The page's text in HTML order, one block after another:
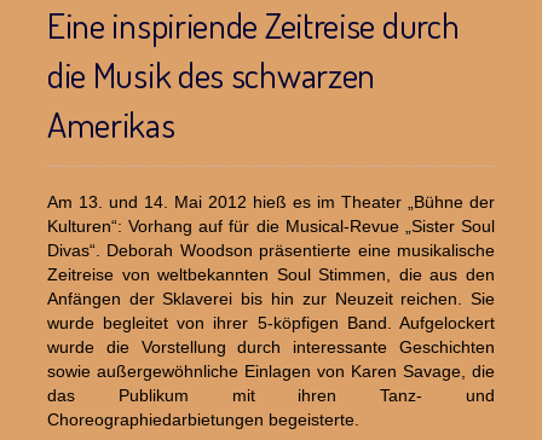
Eine inspiriende Zeitreise durch
die Musik des schwarzen
Amerikas
Am 13. und 14. Mai 2012 hieß es im Theater „Bühne der
Kulturen“: Vorhang auf für die Musical-Revue „Sister Soul
Divas“. Deborah Woodson präsentierte eine musikalische
Zeitreise von weltbekannten Soul Stimmen, die aus den
Anfängen der Sklaverei bis hin zur Neuzeit reichen. Sie
wurde begleitet von ihrer 5-köpfigen Band. Aufgelockert
wurde die Vorstellung durch interessante Geschichten
sowie außergewöhnliche Einlagen von Karen Savage, die
das Publikum mit ihren Tanz- und
Choreographiedarbietungen begeisterte.